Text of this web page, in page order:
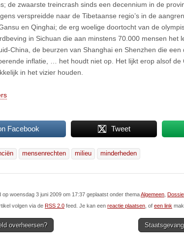
de zwaarste treincrash sinds een decennium in de
verspreidde naar de Tibetaanse regio’s in de
en Qinghai; de erg woelige doortocht van de
in Sichuan die aan minstens 70.000 mensen het
China, de beurzen van Shanghai en Shenzhen die een
inflatie, … het houdt niet op. Het lijkt erop alsof de
in het vizier houden.
Facebook Tweet
mensenrechten milieu minderheden
op woensdag 3 juni 2009 om 17:37 geplaatst onder themaAlgemeen
volgen via de RSS 2.0 feed. Je kan een reactie plaatsen , of een link
overheersen?